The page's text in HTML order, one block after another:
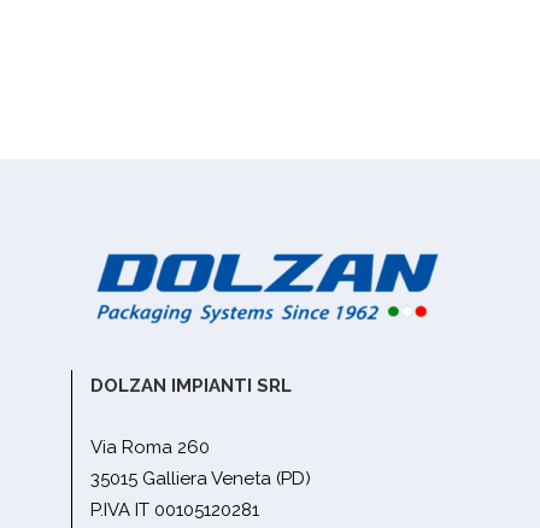
DOLZAN IMPIANTI SRL
Via Roma 260
35015 Galliera Veneta (PD)
P.IVA IT 00105120281